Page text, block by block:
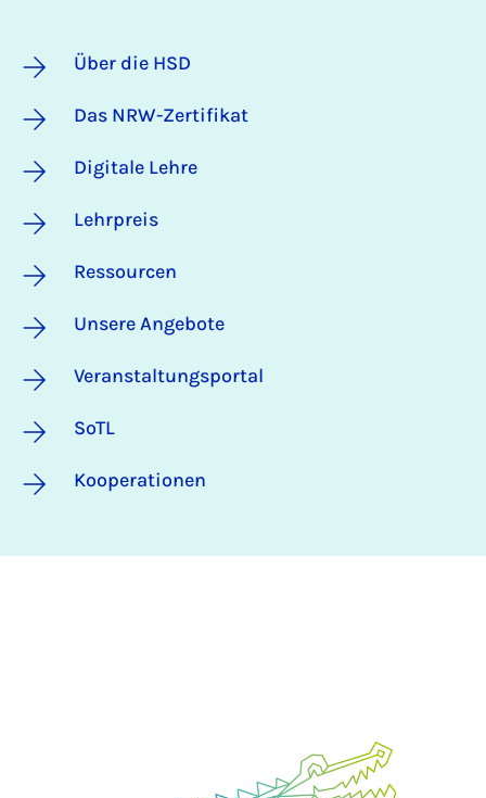
Über die HSD
Das NRW-Zertifikat
Digitale Lehre
Lehrpreis
Ressourcen
Unsere Angebote
Veranstaltungsportal
SoTL
Kooperationen